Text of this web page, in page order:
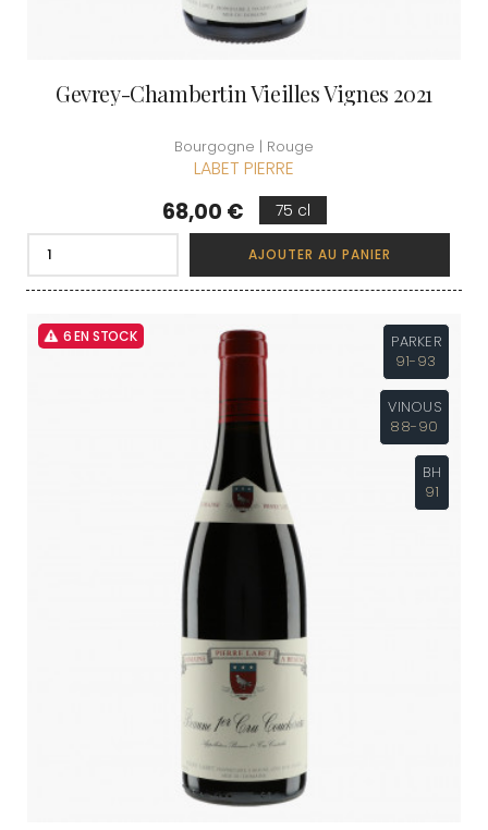
Gevrey-Chambertin Vieilles Vignes 2021
Bourgogne | Rouge
LABET PIERRE
Prix
68,00 € 75 cl
AJOUTER AU PANIER
6 EN STOCK
PARKER
91-93
VINOUS
88-90
BH
91